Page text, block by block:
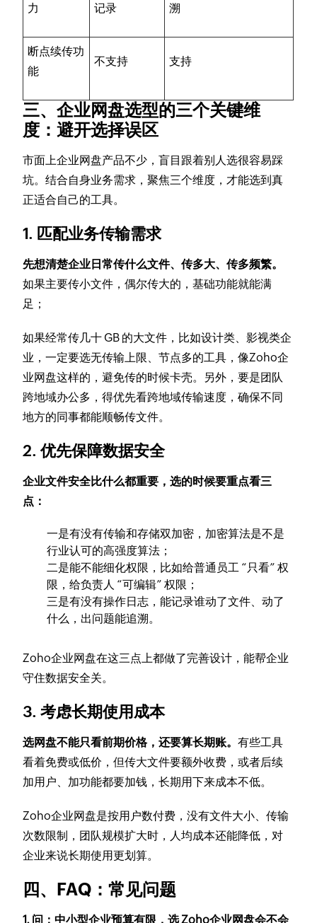
力
记录
溯
断点续传功
能
不支持 支持
三、企业网盘选型的三个关键维
度：避开选择误区
市面上企业网盘产品不少，盲目跟着别人选很容易踩
坑。结合自身业务需求，聚焦三个维度，才能选到真
正适合自己的工具。
1. 匹配业务传输需求
先想清楚企业日常传什么文件、传多大、传多频繁。
如果主要传小文件，偶尔传大的，基础功能就能满
足；
如果经常传几十 GB 的大文件，比如设计类、影视类企
业，一定要选无传输上限、节点多的工具，像Zoho企
业网盘这样的，避免传的时候卡壳。另外，要是团队
跨地域办公多，得优先看跨地域传输速度，确保不同
地方的同事都能顺畅传文件。
2. 优先保障数据安全
企业文件安全比什么都重要，选的时候要重点看三
点：
一是有没有传输和存储双加密，加密算法是不是
行业认可的高强度算法；
二是能不能细化权限，比如给普通员工 “只看” 权
限，给负责人 “可编辑” 权限；
三是有没有操作日志，能记录谁动了文件、动了
什么，出问题能追溯。
Zoho企业网盘在这三点上都做了完善设计，能帮企业
守住数据安全关。
3. 考虑长期使用成本
选网盘不能只看前期价格，还要算长期账。有些工具
看着免费或低价，但传大文件要额外收费，或者后续
加用户、加功能都要加钱，长期用下来成本不低。
Zoho企业网盘是按用户数付费，没有文件大小、传输
次数限制，团队规模扩大时，人均成本还能降低，对
企业来说长期使用更划算。
四、FAQ：常见问题
1. 问：中小型企业预算有限，选 Zoho企业网盘会不会